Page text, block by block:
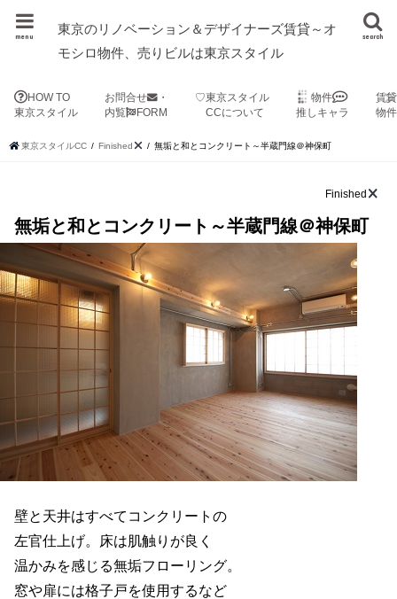
東京のリノベーション＆デザイナーズ賃貸～オ
モシロ物件、売りビルは東京スタイル
search
menu
HOW TO
東京スタイル
お問合せ
・
内覧
FORM
♡東京スタイル
CCについて
物件
推しキャラ
賃
物
東京スタイルCC Finished 無垢と和とコンクリート～半蔵門線＠神保町
Finished
無垢と和とコンクリート～半蔵門線＠神保町
壁と天井はすべてコンクリートの
左官仕上げ。床は肌触りが良く
温かみを感じる無垢フローリング。
窓や扉には格子戸を使用するなど